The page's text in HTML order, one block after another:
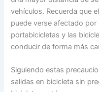
vehículos. Recuerda que
puede verse afectado
portabicicletas y las
conducir de forma más
Siguiendo estas
salidas en bicicleta sin